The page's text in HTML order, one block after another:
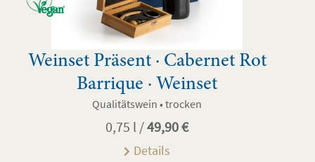
Weinset Präsent · Cabernet Rot
Barrique · Weinset
Qualitätswein • trocken
0,75 l /49,90€
Details